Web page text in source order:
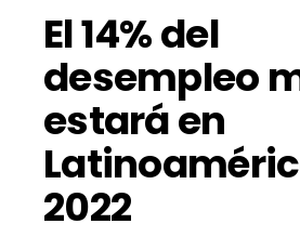
El 14% del
desempleo
estará en
2022